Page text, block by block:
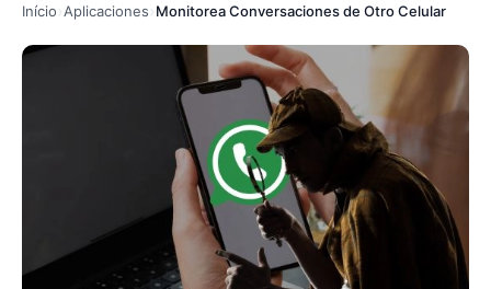
Início Aplicaciones Monitorea Conversaciones de Otro Celular